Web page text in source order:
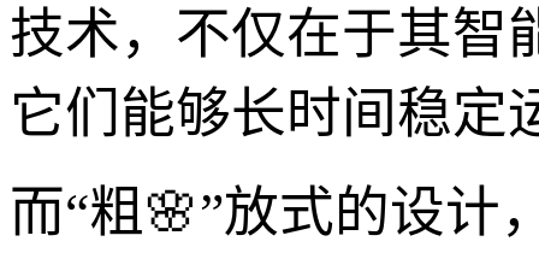
技术，不仅在于其智
它们能够长时间稳定
而“粗🌸”放式的设计